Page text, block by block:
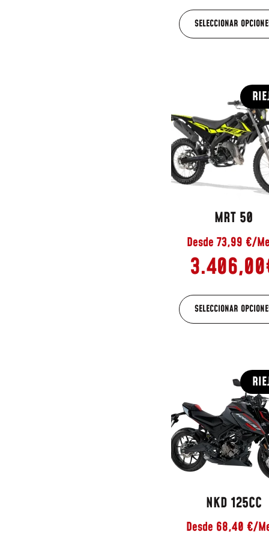
SELECCIONAR
MRT 50
Desde 73,99 €/
3.406,00
SELECCIONAR
NKD 125CC
Desde 68,40 €/